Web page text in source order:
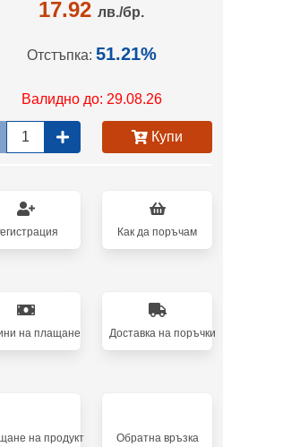
17.92 лв./бр.
Отстъпка: 51.21%
Валидно до: 29.08.26
Купи
Как да поръчам
на плащане Доставка на поръчки
на продукт Oбратна връзка